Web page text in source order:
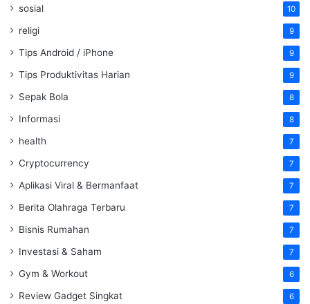
sosial 10
religi 9
Tips Android / iPhone 9
Tips Produktivitas Harian 9
Sepak Bola 8
Informasi 8
health 7
Cryptocurrency 7
Aplikasi Viral & Bermanfaat 7
Berita Olahraga Terbaru 7
Bisnis Rumahan 7
Investasi & Saham 7
Gym & Workout 6
Review Gadget Singkat 6